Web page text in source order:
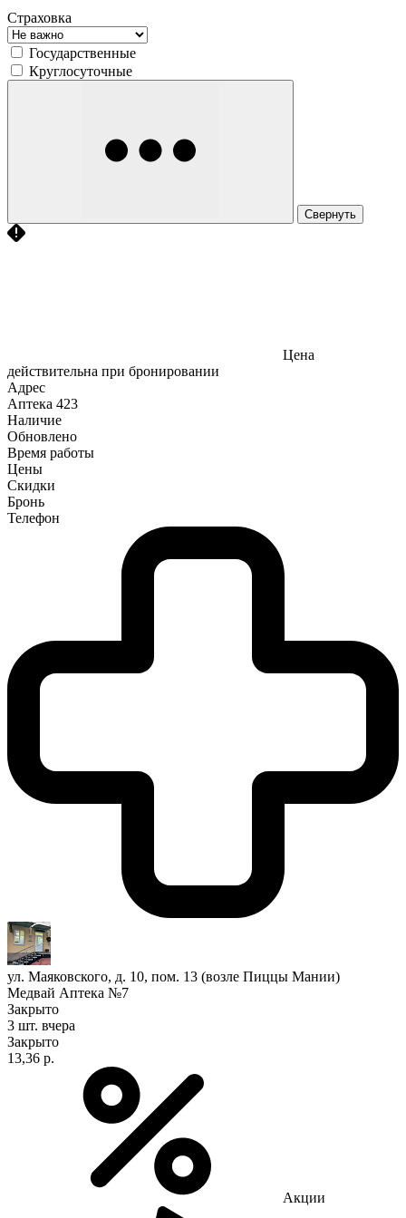
Страховка
Государственные
Круглосуточные
Свернуть
Цена
действительна при бронировании
Адрес
Аптека 423
Наличие
Обновлено
Время работы
Цены
Скидки
Бронь
Телефон
ул. Маяковского, д. 10, пом. 13 (возле Пиццы Мании)
Медвай Аптека №7
Закрыто
3 шт. вчера
Закрыто
13,36 р.
Акции